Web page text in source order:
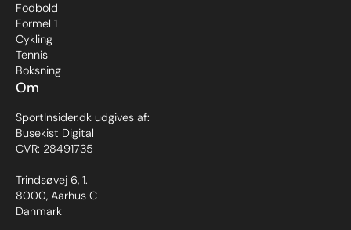
Om
SportInsider.dk udgives af:
Busekist Digital
CVR: 28491735
Trindsøvej 6, 1.
8000, Aarhus C
Danmark
Fodbold
Formel 1
Cykling
Tennis
Boksning